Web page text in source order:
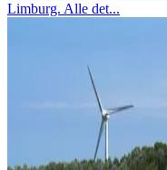
Limburg. Alle det...